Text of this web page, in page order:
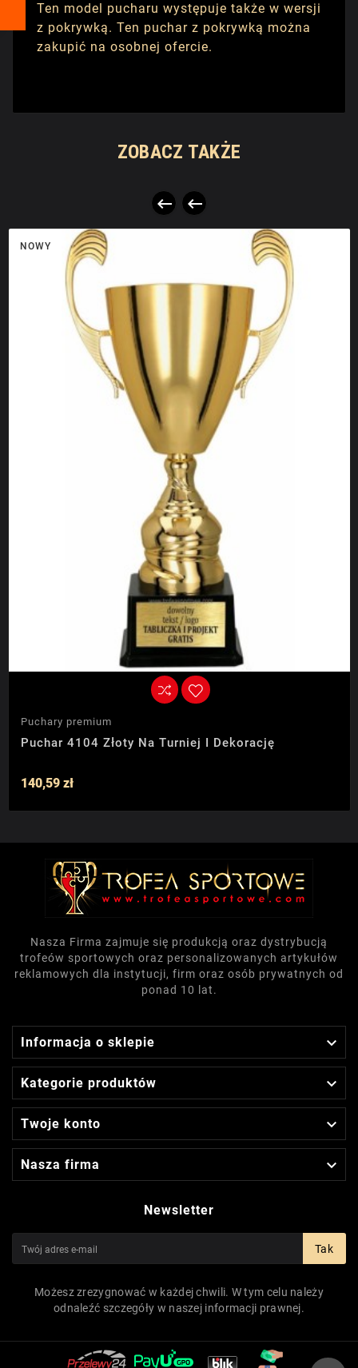
Ten model pucharu występuje także w wersji
z pokrywką. Ten puchar z pokrywką można
zakupić na osobnej ofercie.
ZOBACZ TAKŻE
 
NOWY
Puchary premium
Puchar 4104 Złoty Na Turniej I Dekorację
140,59 zł
Nasza Firma zajmuje się produkcją oraz dystrybucją
trofeów sportowych oraz personalizowanych artykułów
reklamowych dla instytucji, firm oraz osób prywatnych od
ponad 10 lat.
Informacja o sklepie 
Kategorie produktów 
Twoje konto 
Nasza firma 
Newsletter
Tak
Możesz zrezygnować w każdej chwili. W tym celu należy
odnaleźć szczegóły w naszej informacji prawnej.